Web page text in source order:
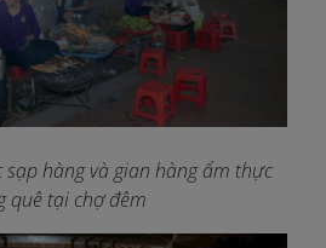
sạp hàng và gian hàng ẩm thực
quê tại chợ đêm